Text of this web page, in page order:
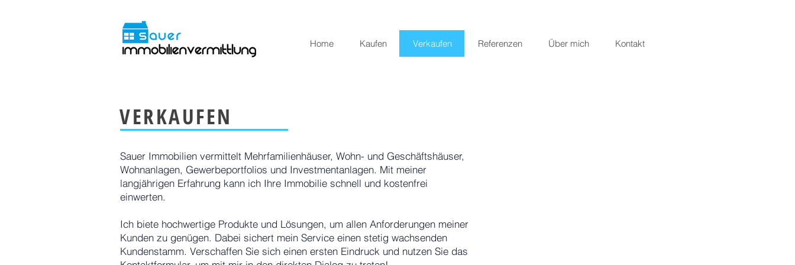
Home Kaufen Verkaufen Referenzen Über mich Kontakt
VERKAUFEN
Sauer Immobilien vermittelt Mehrfamilienhäuser, Wohn- und Geschäftshäuser,
Wohnanlagen, Gewerbeportfolios und Investmentanlagen. Mit meiner
langjährigen Erfahrung kann ich Ihre Immobilie schnell und kostenfrei
einwerten.
Ich biete hochwertige Produkte und Lösungen, um allen Anforderungen meiner
Kunden zu genügen. Dabei sichert mein Service einen stetig wachsenden
Kundenstamm. Verschaffen Sie sich einen ersten Eindruck und nutzen Sie das